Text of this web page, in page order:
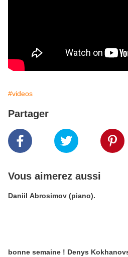
#videos
Partager
Vous aimerez aussi
Daniil Abrosimov (piano).
bonne semaine ! Denys Kokhanovsky